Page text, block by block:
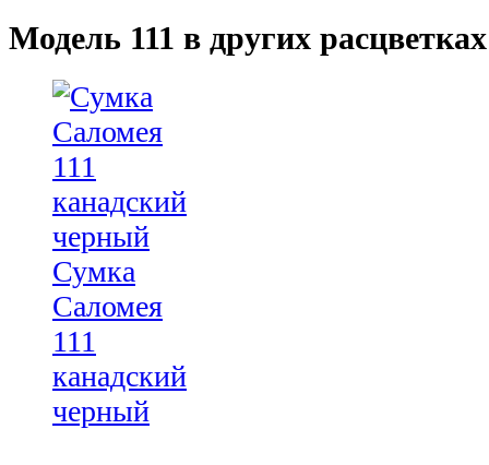
Модель 111 в других
Сумка
Саломея
111
канадский
черный